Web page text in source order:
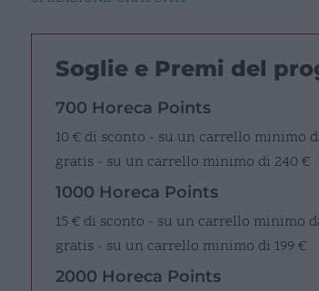
Soglie e Premi del
700 Horeca Points
10 € di sconto - su un carrello minimo
gratis - su un carrello minimo di 240 €
1000 Horeca Points
15 € di sconto - su un carrello minimo
gratis - su un carrello minimo di 199 €
2000 Horeca Points